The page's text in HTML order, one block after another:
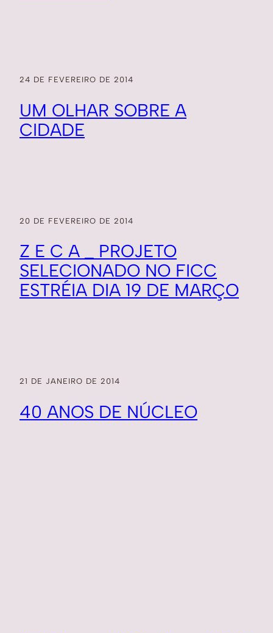
24 DE FEVEREIRO DE 2014
UM OLHAR SOBRE A
CIDADE
20 DE FEVEREIRO DE 2014
Z E C A _ PROJETO
SELECIONADO NO FICC
ESTRÉIA DIA 19 DE MARÇO
21 DE JANEIRO DE 2014
40 ANOS DE NÚCLEO